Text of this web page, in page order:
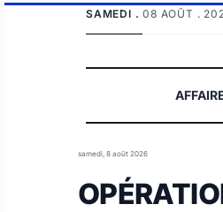
SAMEDI .08 AOÛT .
samedi, 8 août 2026